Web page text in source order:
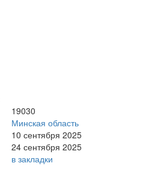
19030
Минская область
10 сентября 2025
24 сентября 2025
в закладки